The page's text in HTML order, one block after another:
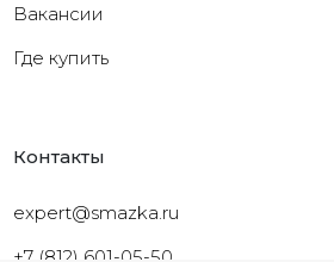
Вакансии
Где купить
Контакты
expert@smazka.ru
+7 (812) 601-05-50